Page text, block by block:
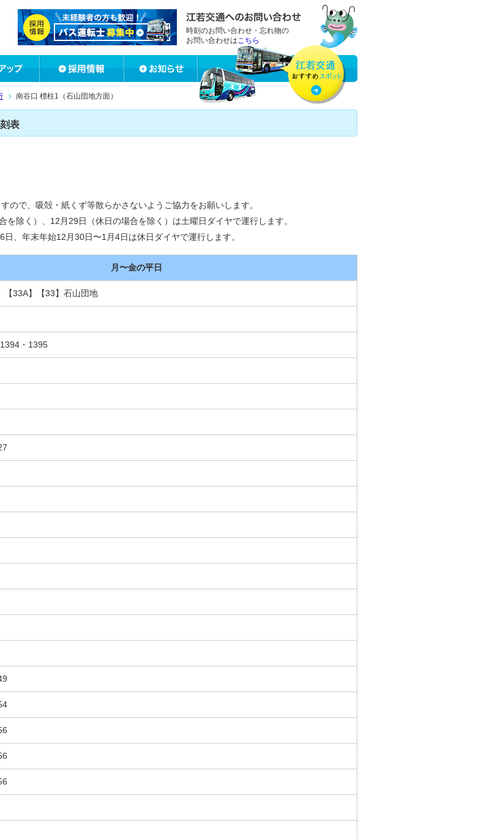
時刻のお問い合わせ・忘れ物の
お問い合わせはこちら
南谷口 標柱1（石山団地方面）
表
ので、吸殻・紙くず等散らかさないようご協力をお願いします。
を除く）、12月29日（休日の場合を除く）は土曜日ダイヤで運行します。
、年末年始12月30日〜1月4日は休日ダイヤで運行します。
月〜金の平日
【33A】【33】石山団地
・1395